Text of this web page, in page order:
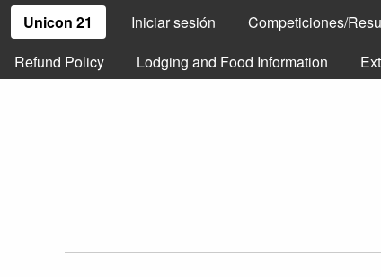
Unicon 21 Iniciar sesión
Competiciones/
Refund Policy
Lodging and Food Information